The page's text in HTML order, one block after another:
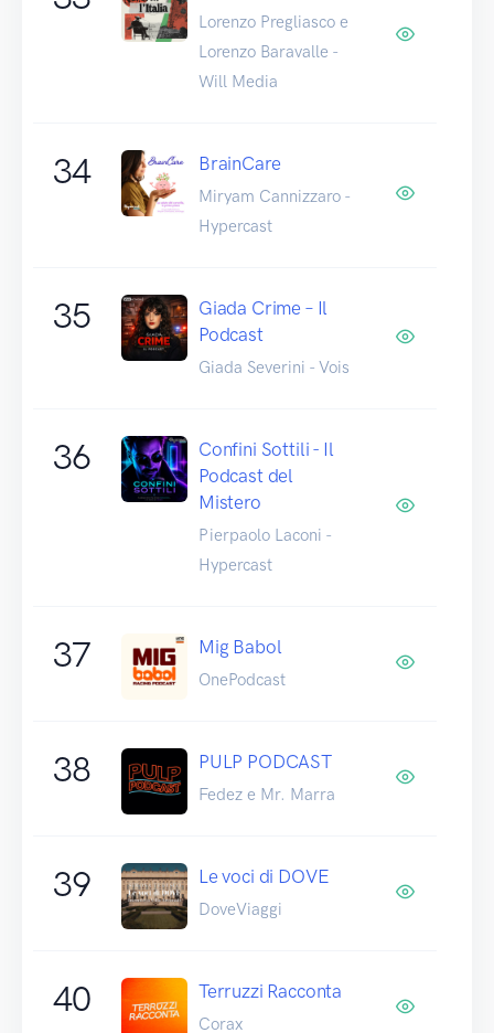
Lorenzo Pregliasco e
Lorenzo Baravalle -
Will Media
34 BrainCare
Miryam Cannizzaro -
Hypercast
35
Giada Crime – Il
Podcast
Giada Severini - Vois
36
Confini Sottili - Il
Podcast del
Mistero
Pierpaolo Laconi -
Hypercast
37 Mig Babol
OnePodcast
38 PULP PODCAST
Fedez e Mr. Marra
39 Le voci di DOVE
DoveViaggi
40 Terruzzi Racconta
Corax